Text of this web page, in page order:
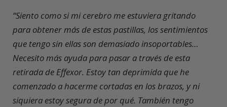
“Siento como si mi cerebro me estuviera gritando
para obtener más de estas pastillas, los sentimientos
que tengo sin ellas son demasiado insoportables…
Necesito más ayuda para pasar a través de esta
retirada de Effexor. Estoy tan deprimida que he
comenzado a hacerme cortadas en los brazos, y ni
siquiera estoy segura de por qué. También tengo